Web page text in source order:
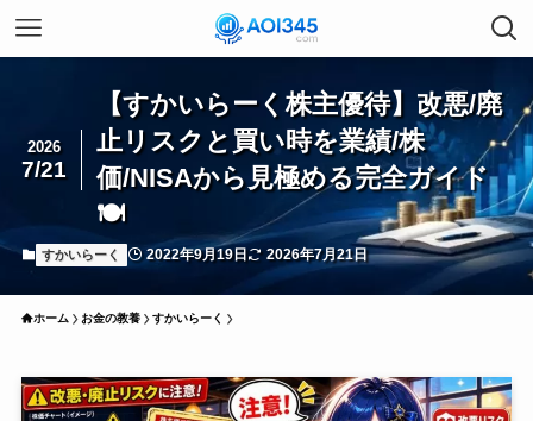
【すかいらーく株主優待】改悪/廃
止リスクと買い時を業績/株
価/NISAから見極める完全ガイド
🍽️
2026
7/21
すかいらーく 2022年9月19日 2026年7月21日
ホーム お金の教養 すかいらーく